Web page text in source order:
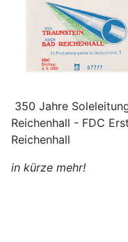
350 Jahre
Reichenhall - FDC
Reichenhall
in kürze mehr!